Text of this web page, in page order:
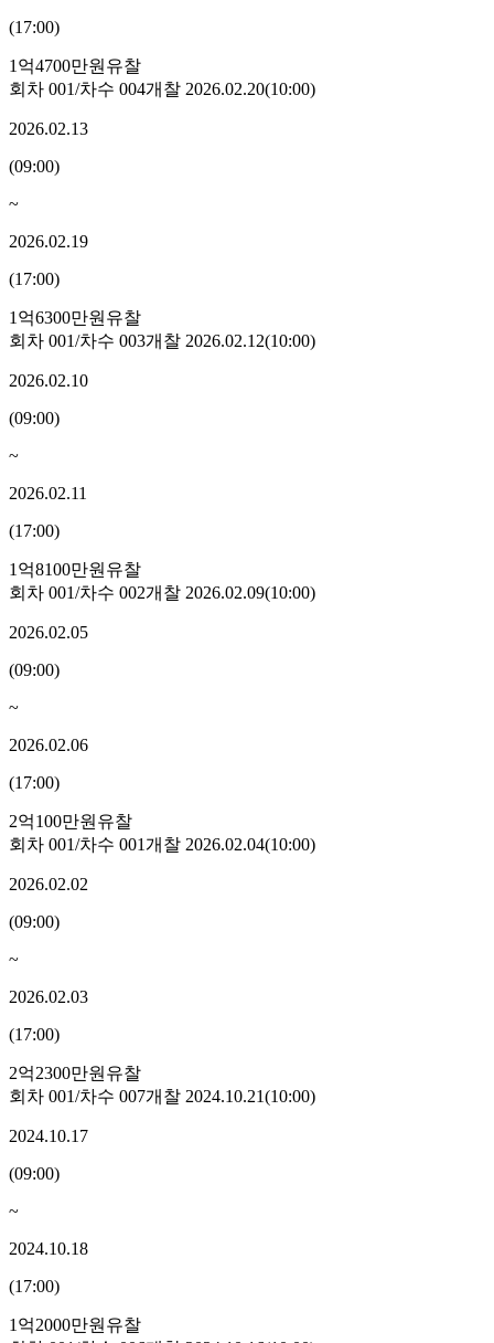
(17:00)
1억4700만원 유찰
회차 001/차수 004개찰 2026.02.20(10:00)
2026.02.13
(09:00)
~
2026.02.19
(17:00)
1억6300만원 유찰
회차 001/차수 003개찰 2026.02.12(10:00)
2026.02.10
(09:00)
~
2026.02.11
(17:00)
1억8100만원 유찰
회차 001/차수 002개찰 2026.02.09(10:00)
2026.02.05
(09:00)
~
2026.02.06
(17:00)
2억100만원 유찰
회차 001/차수 001개찰 2026.02.04(10:00)
2026.02.02
(09:00)
~
2026.02.03
(17:00)
2억2300만원 유찰
회차 001/차수 007개찰 2024.10.21(10:00)
2024.10.17
(09:00)
~
2024.10.18
(17:00)
1억2000만원 유찰